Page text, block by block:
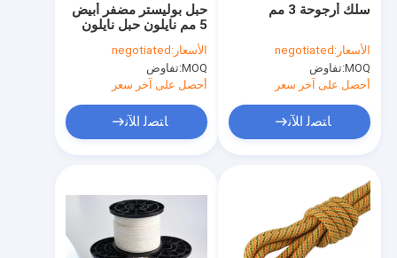
حبل بوليستر مضفر أبيض
5 مم نايلون حبل نايلون
مضفر رقيق
الأسعار: negotiated
MOQ: تفاوض
أحصل على آخر سعر
ﺎﺘﺼﻟ ﺍﻶﻧ
سلك أرجوحة 3 مم
الأسعار: negotiated
MOQ: تفاوض
أحصل على آخر سعر
ﺎﺘﺼﻟ ﺍﻶﻧ